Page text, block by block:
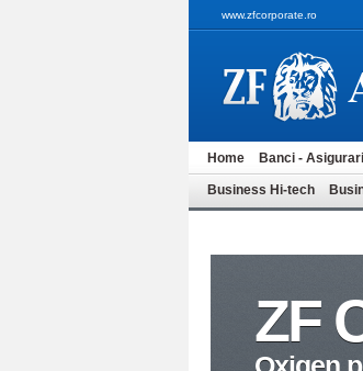
www.zfcorporate.ro
Home Banci - Asigurari
Business Hi-tech
ZF